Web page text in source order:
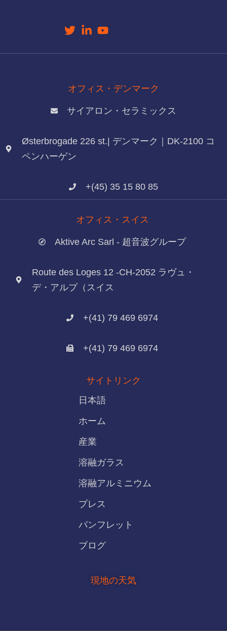
オフィス・デンマーク
サイアロン・セラミックス
Østerbrogade 226 st.| デンマーク｜DK-2100 コ
ペンハーゲン
+(45) 35 15 80 85
オフィス・スイス
Aktive Arc Sarl - 超音波グループ
Route des Loges 12 -CH-2052 ラヴュ・
デ・アルプ（スイス
+(41) 79 469 6974
+(41) 79 469 6974
サイトリンク
日本語
ホーム
産業
溶融ガラス
溶融アルミニウム
プレス
パンフレット
ブログ
現地の天気